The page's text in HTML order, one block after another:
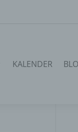
KALENDER